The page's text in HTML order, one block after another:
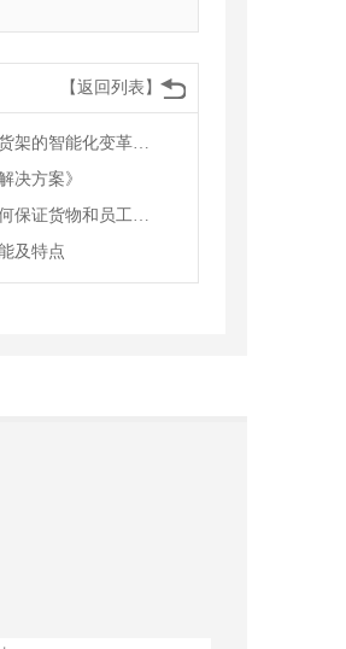
【返回列表】
从传统存储到智能协同，仓储货架的智能化变革赋能物流升级
决方案》
在使用重型货架的时候应该如何保证货物和员工的安全
及特点